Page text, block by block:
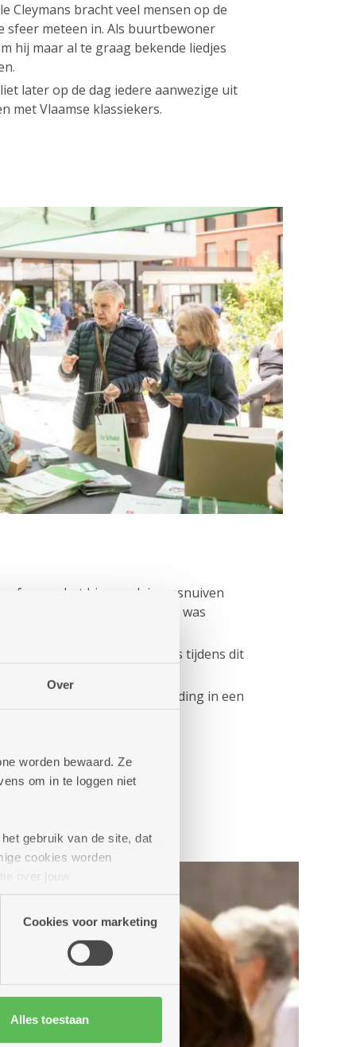
Over
worden bewaard. Ze
om in te loggen niet
gebruik van de site, dat
cookies worden
kunnen deze gegevens
Cookies voor marketing
Alles toestaan
Cleymans bracht veel mensen op de
sfeer meteen in. Als buurtbewoner
hij maar al te graag bekende liedjes
later op de dag iedere aanwezige uit
met Vlaamse klassiekers.
sfeer op het binnenplein opsnuiven
Voor het jonge volkje was
dan 250 bezoekers langs tijdens dit
kregen een rondleiding in een